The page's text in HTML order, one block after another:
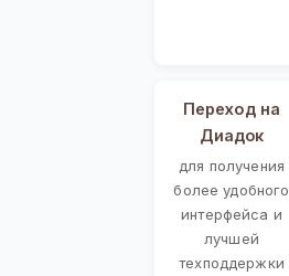
Переход на
Диадок
для получения
более удобного
интерфейса и
лучшей
техподдержки